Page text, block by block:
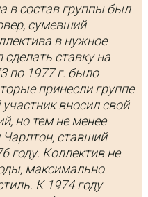
в состав группы был
сумевший
в нужное
ставку на
по 1977 г. было
принесли группе
вносил свой
но тем не менее
ставший
году. Коллектив не
максимально
К 1974 году